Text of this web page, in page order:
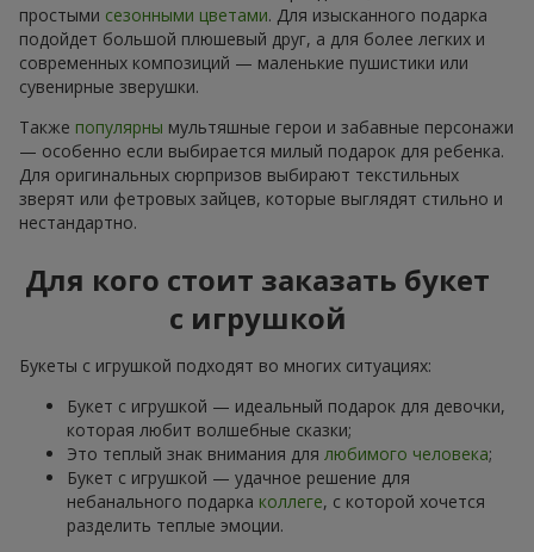
простыми сезонными цветами. Для изысканного подарка
подойдет большой плюшевый друг, а для более легких и
современных композиций — маленькие пушистики или
сувенирные зверушки.
Также популярны мультяшные герои и забавные персонажи
— особенно если выбирается милый подарок для ребенка.
Для оригинальных сюрпризов выбирают текстильных
зверят или фетровых зайцев, которые выглядят стильно и
нестандартно.
Для кого стоит заказать букет
с игрушкой
Букеты с игрушкой подходят во многих ситуациях:
Букет с игрушкой — идеальный подарок для девочки,
которая любит волшебные сказки;
Это теплый знак внимания для любимого человека;
Букет с игрушкой — удачное решение для
небанального подарка коллеге, с которой хочется
разделить теплые эмоции.